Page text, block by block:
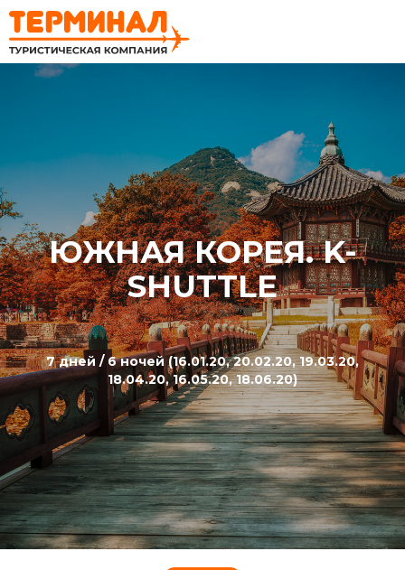
ЮЖНАЯ КОРЕЯ. K-
SHUTTLE
7 дней / 6 ночей (16.01.20, 20.02.20, 19.03.20,
18.04.20, 16.05.20, 18.06.20)